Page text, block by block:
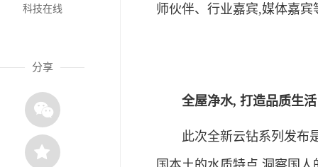
科技在线
分享
师伙伴、行业嘉宾,媒体嘉
全屋净水, 打造品质生活
此次全新云钻系列发布是